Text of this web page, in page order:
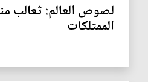
لصوص العالم: ثعالب
الممتلكات